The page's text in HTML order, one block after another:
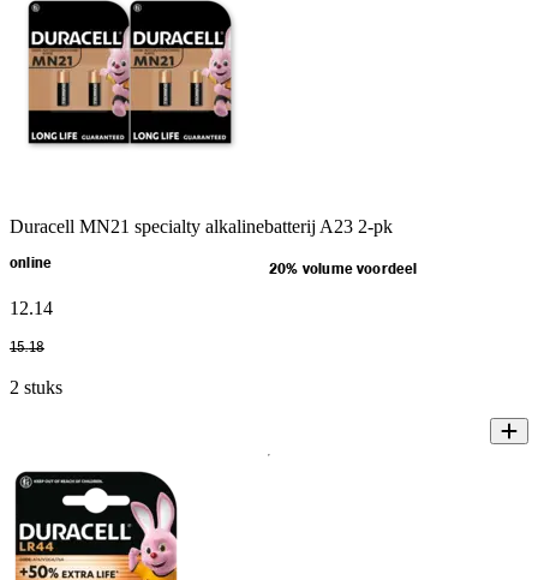
Duracell MN21 specialty alkalinebatterij A23 2-pk
online 20% volume voordeel
12.14
15.18
2 stuks